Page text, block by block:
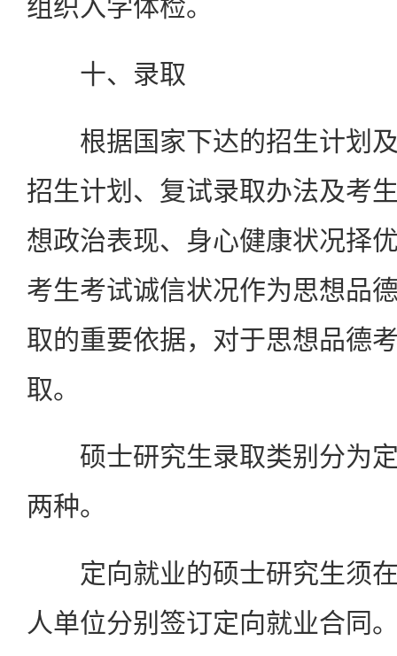
组织入学体检。
十、录取
根据国家下达的招生计划及
招生计划、复试录取办法及考
想政治表现、身心健康状况择
考生考试诚信状况作为思想品
取的重要依据，对于思想品德
取。
硕士研究生录取类别分为定
两种。
定向就业的硕士研究生须在
人单位分别签订定向就业合同